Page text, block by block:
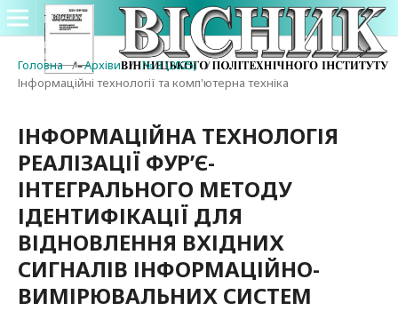
Головна / Архіви / № 3 (2025) /
Інформаційні технології та комп'ютерна техніка
ІНФОРМАЦІЙНА ТЕХНОЛОГІЯ
РЕАЛІЗАЦІЇ ФУР’Є-
ІНТЕГРАЛЬНОГО МЕТОДУ
ІДЕНТИФІКАЦІЇ ДЛЯ
ВІДНОВЛЕННЯ ВХІДНИХ
СИГНАЛІВ ІНФОРМАЦІЙНО-
ВИМІРЮВАЛЬНИХ СИСТЕМ